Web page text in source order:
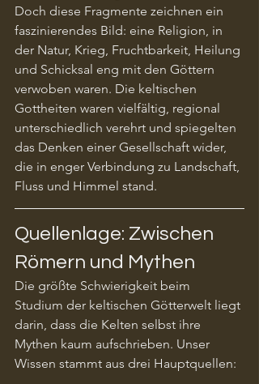
Doch diese Fragmente zeichnen ein
faszinierendes Bild: eine Religion, in
der Natur, Krieg, Fruchtbarkeit, Heilung
und Schicksal eng mit den Göttern
verwoben waren. Die keltischen
Gottheiten waren vielfältig, regional
unterschiedlich verehrt und spiegelten
das Denken einer Gesellschaft wider,
die in enger Verbindung zu Landschaft,
Fluss und Himmel stand.
Quellenlage: Zwischen
Römern und Mythen
Die größte Schwierigkeit beim
Studium der keltischen Götterwelt liegt
darin, dass die Kelten selbst ihre
Mythen kaum aufschrieben. Unser
Wissen stammt aus drei Hauptquellen: